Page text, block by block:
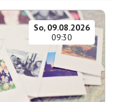
So, 09.08.2026
09:30